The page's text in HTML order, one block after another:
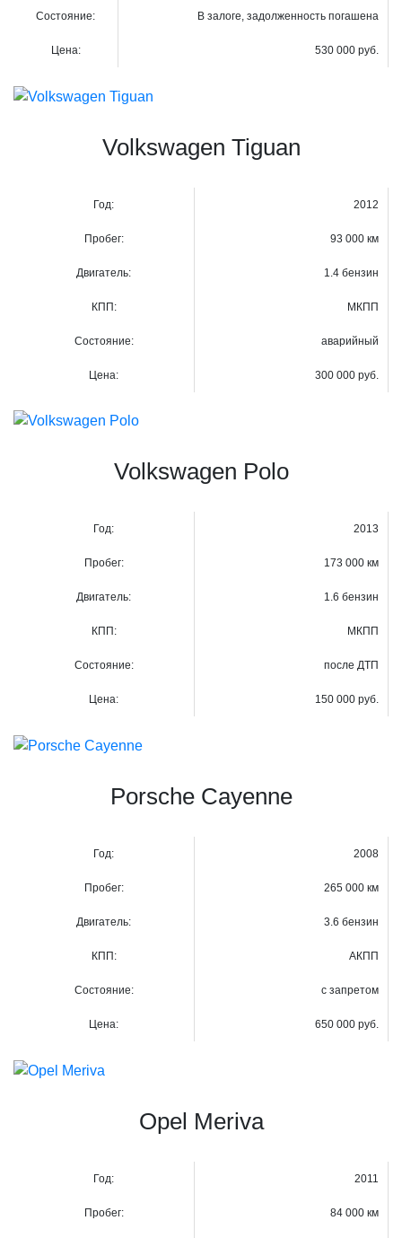
Состояние: В залоге, задолженность погашена
Цена: 530 000 руб.
Volkswagen Tiguan
Год: 2012
Пробег: 93 000 км
Двигатель: 1.4 бензин
КПП: МКПП
Состояние: аварийный
Цена: 300 000 руб.
Volkswagen Polo
Год: 2013
Пробег: 173 000 км
Двигатель: 1.6 бензин
КПП: МКПП
Состояние: после ДТП
Цена: 150 000 руб.
Porsche Cayenne
Год: 2008
Пробег: 265 000 км
Двигатель: 3.6 бензин
КПП: АКПП
Состояние: с запретом
Цена: 650 000 руб.
Opel Meriva
Год: 2011
Пробег: 84 000 км